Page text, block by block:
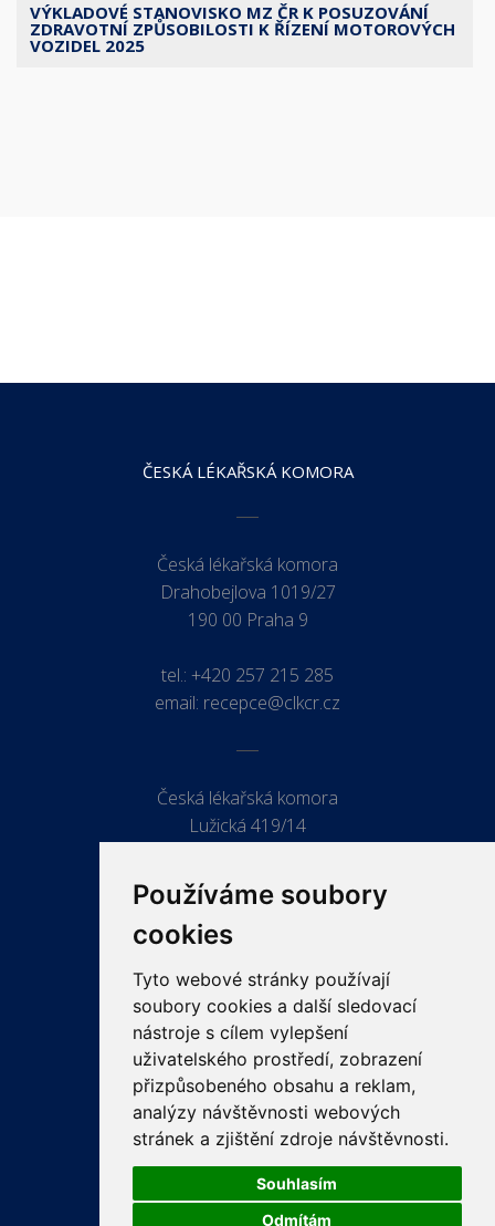
Používáme soubory
cookies
Tyto webové stránky používají
soubory cookies a další sledovací
nástroje s cílem vylepšení
uživatelského prostředí, zobrazení
přizpůsobeného obsahu a reklam,
analýzy návštěvnosti webových
stránek a zjištění zdroje návštěvnosti.
Souhlasím
Odmítám
VÝKLADOVÉ STANOVISKO MZ ČR K POSUZOVÁNÍ
ZDRAVOTNÍ ZPŮSOBILOSTI K ŘÍZENÍ MOTOROVÝCH
VOZIDEL 2025
ČESKÁ LÉKAŘSKÁ KOMORA
Česká lékařská komora
Drahobejlova 1019/27
190 00 Praha 9
tel.: +420 257 215 285
email: recepce@clkcr.cz
Česká lékařská komora
Lužická 419/14
ODKAZY
PRO LÉKAŘE
PRO VEŘEJNOST
VZDĚLÁVÁNÍ